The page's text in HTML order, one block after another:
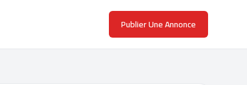
Publier Une Annonce